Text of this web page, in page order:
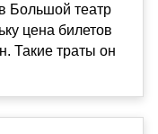
Большой театр
цена билетов
Такие траты он